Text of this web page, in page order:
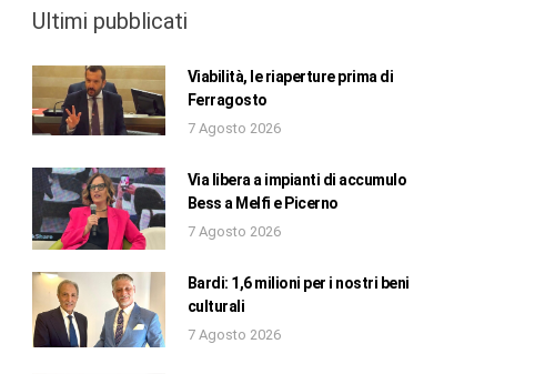
Ultimi pubblicati
Viabilità, le riaperture prima di
Ferragosto
7 Agosto 2026
Via libera a impianti di accumulo
Bess a Melfi e Picerno
7 Agosto 2026
Bardi: 1,6 milioni per i nostri beni
culturali
7 Agosto 2026